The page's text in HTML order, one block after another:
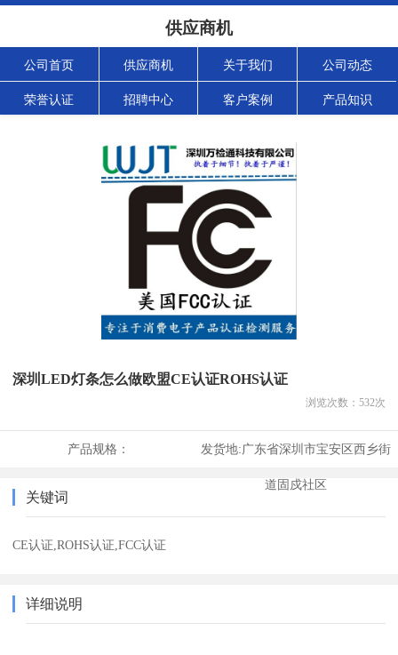
供应商机
公司首页 供应商机 关于我们 公司动态
荣誉认证 招聘中心 客户案例 产品知识
深圳LED灯条怎么做欧盟CE认证ROHS认证
浏览次数： 532次
产品规格： 发货地:广东省深圳市宝安区西乡街
道固戍社区
关键词
CE认证,ROHS认证,FCC认证
详细说明